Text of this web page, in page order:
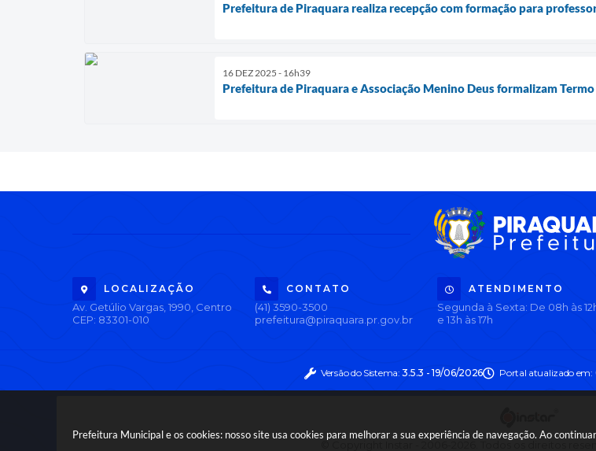
Prefeitura Municipal e os cookies: nosso site usa cookies para melhorar a sua experiência de navegação. Ao
Prefeitura de Piraquara realiza recepção com formação para
16 DEZ 2025 - 16h39
Prefeitura de Piraquara e Associação Menino Deus formalizam
LOCALIZAÇÃO
Av. Getúlio Vargas, 1990, Centro
CEP: 83301-010
CONTATO
(41) 3590-3500
prefeitura@piraquara.pr.gov.br
ATENDIMENTO
Segunda à Sexta: De 08h às
e 13h às 17h
Versão do Sistema:3.5.3 - 19/06/2026 Portal atualizado em: